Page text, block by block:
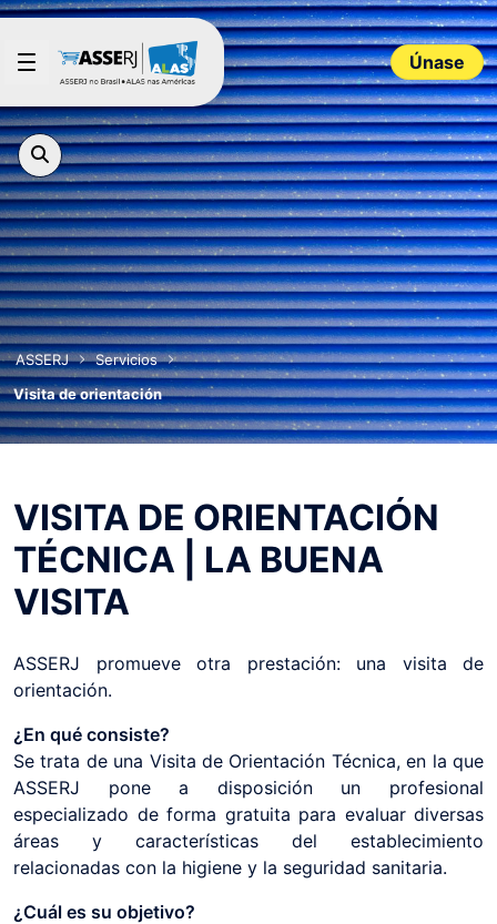
Saltar al contenido principal
Únase
ASSERJ
Servicios
Visita de orientación
VISITA DE ORIENTACIÓN
TÉCNICA | LA BUENA
VISITA
ASSERJ promueve otra prestación: una visita de
orientación.
¿En qué consiste?
Se trata de una Visita de Orientación Técnica, en la que
ASSERJ pone a disposición un profesional
especializado de forma gratuita para evaluar diversas
áreas y características del establecimiento
relacionadas con la higiene y la seguridad sanitaria.
¿Cuál es su objetivo?